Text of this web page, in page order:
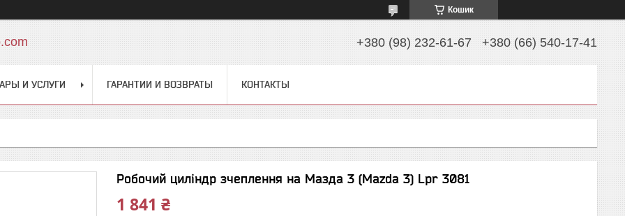
Кошик
+380 (98) 232-61-67 +380 (66) 540-17-41
И УСЛУГИ ГАРАНТИИ И ВОЗВРАТЫ КОНТАКТЫ
Робочий циліндр зчеплення на Мазда 3 (Mazda 3) Lpr 3081
1 841 ₴